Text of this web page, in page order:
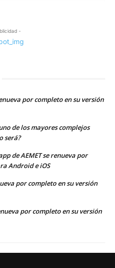
-
por completo en su versión
de los mayores complejos
será?
de AEMET se renueva por
Android e iOS
por completo en su versión
por completo en su versión